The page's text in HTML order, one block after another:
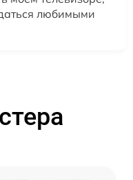
любимыми